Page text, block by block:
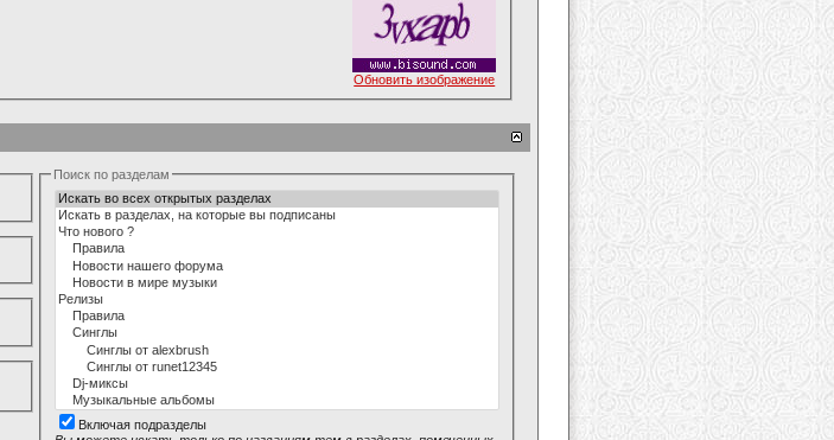
Обновить изображение
Поиск по разделам
Включая подразделы